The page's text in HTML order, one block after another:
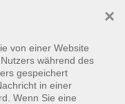
von einer Website
während des
gespeichert
in einer
Wenn Sie eine
×